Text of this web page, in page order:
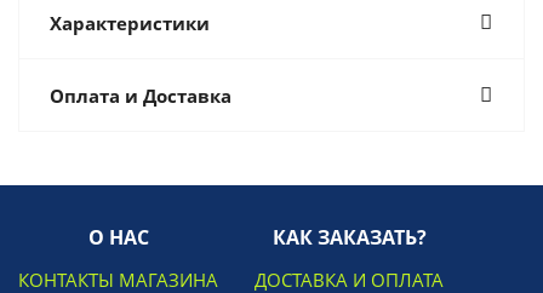
Характеристики
Оплата и Доставка
О НАС
КОНТАКТЫ МАГАЗИНА
КАК ЗАКАЗАТЬ?
ДОСТАВКА И ОПЛАТА